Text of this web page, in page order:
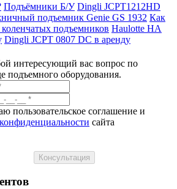
Подъёмники Б/У Dingli JCPT1212HD
подъемник Genie GS 1932 Как
подъемников Haulotte HA
Dingli JCPT 0807 DC в аренду
интересующий вас вопрос по
подъемного оборудования.
пользовательское соглашение и
сайта
Консультация